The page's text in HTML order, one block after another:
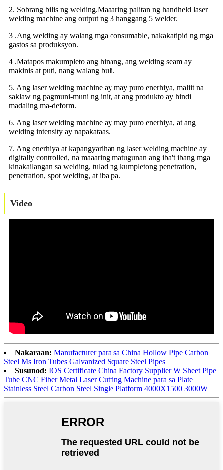
2. Sobrang bilis ng welding.Maaaring palitan ng handheld laser
welding machine ang output ng 3 hanggang 5 welder.
3 .Ang welding ay walang mga consumable, nakakatipid ng mga
gastos sa produksyon.
4 .Matapos makumpleto ang hinang, ang welding seam ay
makinis at puti, nang walang buli.
5. Ang laser welding machine ay may puro enerhiya, maliit na
saklaw ng pagmuni-muni ng init, at ang produkto ay hindi
madaling ma-deform.
6. Ang laser welding machine ay may puro enerhiya, at ang
welding intensity ay napakataas.
7. Ang enerhiya at kapangyarihan ng laser welding machine ay
digitally controlled, na maaaring matugunan ang iba't ibang mga
kinakailangan sa welding, tulad ng kumpletong penetration,
penetration, spot welding, at iba pa.
Video
Nakaraan: Manufacturer para sa China Hollow Pipe Carbon
Steel Ms Iron Tubes Galvanized Square Steel Pipes
Susunod: IOS Certificate China Factory Supplier W Sheet Pipe
Tube CNC Fiber Metal Laser Cutting Machine para sa Plate
Stainless Steel Carbon Steel Single Platform 4000X1500 3000W